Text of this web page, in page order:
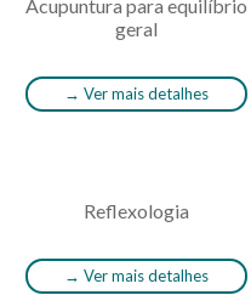
Acupuntura para equilíbrio
geral
→ Ver mais detalhes
Reflexologia
→ Ver mais detalhes